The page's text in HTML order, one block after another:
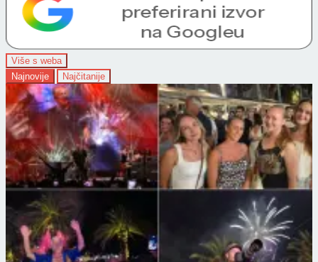
Više s weba
Najnovije
Najčitanije